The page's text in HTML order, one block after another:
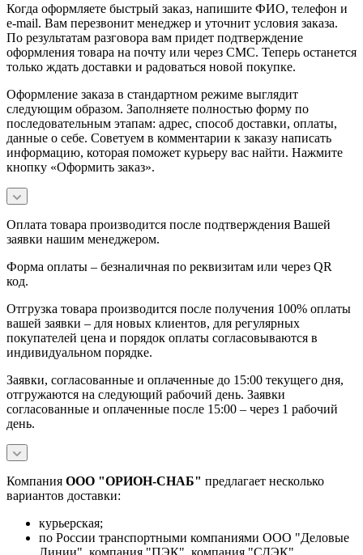
Когда оформляете быстрый заказ, напишите ФИО, телефон и
e-mail. Вам перезвонит менеджер и уточнит условия заказа.
По результатам разговора вам придет подтверждение
оформления товара на почту или через СМС. Теперь останется
только ждать доставки и радоваться новой покупке.
Оформление заказа в стандартном режиме выглядит
следующим образом. Заполняете полностью форму по
последовательным этапам: адрес, способ доставки, оплаты,
данные о себе. Советуем в комментарии к заказу написать
информацию, которая поможет курьеру вас найти. Нажмите
кнопку «Оформить заказ».
Оплата товара производится после подтверждения Вашей
заявки нашим менеджером.
Форма оплаты – безналичная по реквизитам или через QR
код.
Отгрузка товара производится после получения 100% оплаты
вашей заявки – для новых клиентов, для регулярных
покупателей цена и порядок оплаты согласовываются в
индивидуальном порядке.
Заявки, согласованные и оплаченные до 15:00 текущего дня,
отгружаются на следующий рабочий день. Заявки
согласованные и оплаченные после 15:00 – через 1 рабочий
день.
Компания ООО "ОРИОН-СНАБ" предлагает несколько
вариантов доставки:
курьерская;
по России транспортными компаниями ООО "Деловые
Линии", компания "ПЭК", компания "СДЭК"